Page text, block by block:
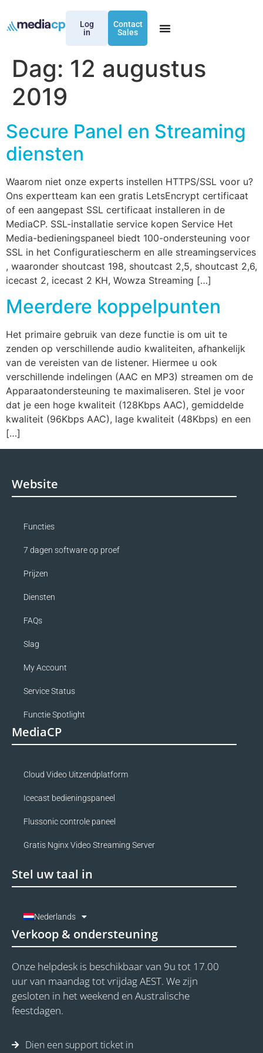
Log
in
Contact
Sales
Dag: 12 augustus
2019
Secure Panel en Streaming
diensten
Waarom niet onze experts instellen HTTPS/SSL voor u?
Ons expertteam kan een gratis LetsEncrypt certificaat
of een aangepast SSL certificaat installeren in de
MediaCP. SSL-installatie service kopen Service Het
Media-bedieningspaneel biedt 100-ondersteuning voor
SSL in het Configuratiescherm en alle streamingservices
, waaronder shoutcast 198, shoutcast 2,5, shoutcast 2,6,
icecast 2, icecast 2 KH, Wowza Streaming […]
Meerdere koppelpunten
Het primaire gebruik van deze functie is om uit te
zenden op verschillende audio kwaliteiten, afhankelijk
van de vereisten van de listener. Hiermee u ook
verschillende indelingen (AAC en MP3) streamen om de
Apparaatondersteuning te maximaliseren. Stel je voor
dat je een hoge kwaliteit (128Kbps AAC), gemiddelde
kwaliteit (96Kbps AAC), lage kwaliteit (48Kbps) en een
[…]
Website
Functies
7 dagen software op proef
Prijzen
Diensten
FAQs
Slag
My Account
Service Status
Functie Spotlight
MediaCP
Cloud Video Uitzendplatform
Icecast bedieningspaneel
Flussonic controle paneel
Gratis Nginx Video Streaming Server
Stel uw taal in
Nederlands
Verkoop & ondersteuning
Onze helpdesk is beschikbaar van 9u tot 17.00
uur van maandag tot vrijdag AEST. We zijn
gesloten in het weekend en Australische
feestdagen.
Dien een support ticket in